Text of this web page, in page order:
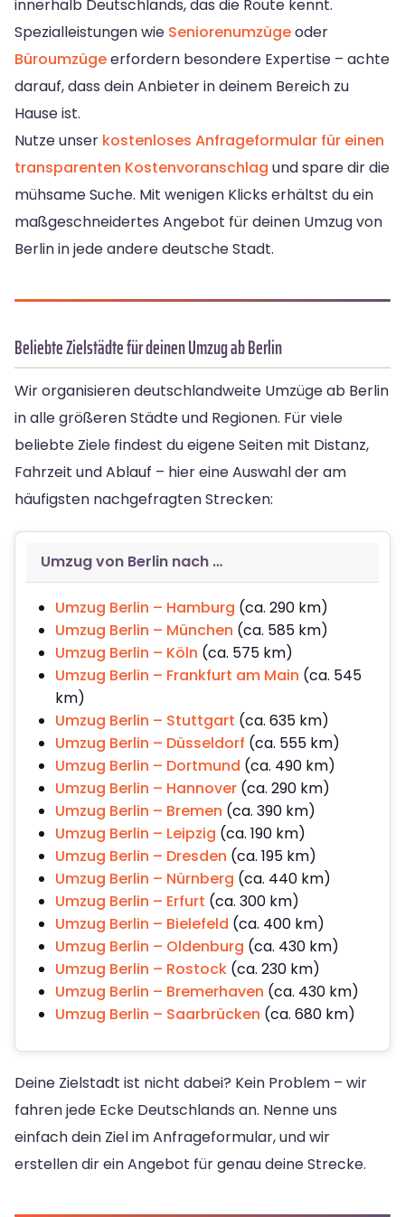
innerhalb Deutschlands, das die Route kennt.
Spezialleistungen wie Seniorenumzügeoder
Büroumzügeerfordern besondere Expertise – achte
darauf, dass dein Anbieter in deinem Bereich zu
Hause ist.
Nutze unser kostenloses Anfrageformular für einen
transparenten Kostenvoranschlag und spare dir die
mühsame Suche. Mit wenigen Klicks erhältst du ein
maßgeschneidertes Angebot für deinen Umzug von
Berlin in jede andere deutsche Stadt.
Beliebte Zielstädte für deinen Umzug ab Berlin
Wir organisieren deutschlandweite Umzüge ab Berlin
in alle größeren Städte und Regionen. Für viele
beliebte Ziele findest du eigene Seiten mit Distanz,
Fahrzeit und Ablauf – hier eine Auswahl der am
häufigsten nachgefragten Strecken:
Umzug von Berlin nach …
Umzug Berlin – Hamburg (ca. 290 km)
Umzug Berlin – München (ca. 585 km)
Umzug Berlin – Köln (ca. 575 km)
Umzug Berlin – Frankfurt am Main (ca. 545
km)
Umzug Berlin – Stuttgart (ca. 635 km)
Umzug Berlin – Düsseldorf (ca. 555 km)
Umzug Berlin – Dortmund (ca. 490 km)
Umzug Berlin – Hannover (ca. 290 km)
Umzug Berlin – Bremen (ca. 390 km)
Umzug Berlin – Leipzig (ca. 190 km)
Umzug Berlin – Dresden (ca. 195 km)
Umzug Berlin – Nürnberg (ca. 440 km)
Umzug Berlin – Erfurt (ca. 300 km)
Umzug Berlin – Bielefeld (ca. 400 km)
Umzug Berlin – Oldenburg (ca. 430 km)
Umzug Berlin – Rostock (ca. 230 km)
Umzug Berlin – Bremerhaven (ca. 430 km)
Umzug Berlin – Saarbrücken (ca. 680 km)
Deine Zielstadt ist nicht dabei? Kein Problem – wir
fahren jede Ecke Deutschlands an. Nenne uns
einfach dein Ziel im Anfrageformular, und wir
erstellen dir ein Angebot für genau deine Strecke.